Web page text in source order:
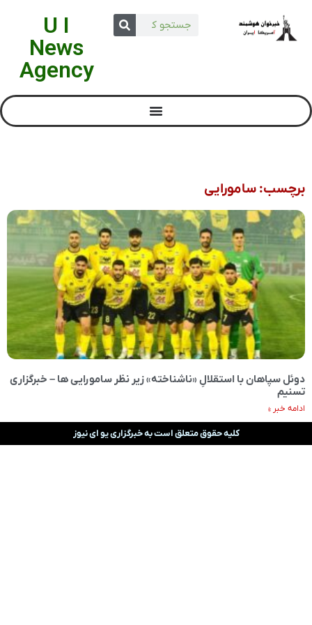
U I
News
Agency
برچسب: سامورایی
دوئل سپاهان با استقلالِ «ناشناخته» زیر نظر سامورایی ها – خبرگزاری
تسنیم
ادامه خبر »
کلیه حقوق متعلق است به خبرگزاری یو ای نیوز